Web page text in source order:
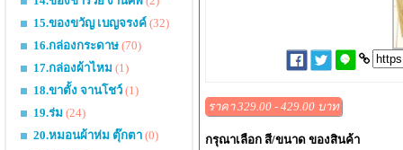
15.ของขวัญ เบญจรงค์ (32)
16.กล่องกระดาษ (70)
17.กล่องผ้าไหม (1)
18.ขาตั้ง จานโชว์ (1)
19.ร่ม (24)
20.หมอนผ้าห่ม ตุ๊กตา (0)
ราคา 329.00 - 429.00 บาท
กรุณาเลือก สี/ขนาด ของสินค้า